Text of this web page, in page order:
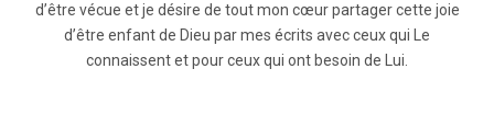
d’être vécue et je désire de tout mon cœur partager cette joie
d’être enfant de Dieu par mes écrits avec ceux qui Le
connaissent et pour ceux qui ont besoin de Lui.